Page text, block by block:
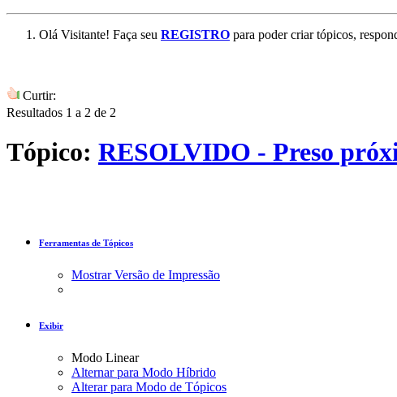
Olá Visitante! Faça seu REGISTRO para poder criar tópicos,
Curtir:
Resultados 1 a 2 de 2
Tópico: RESOLVIDO - Preso
Ferramentas de Tópicos
Mostrar Versão de Impressão
Exibir
Modo Linear
Alternar para Modo Híbrido
Alterar para Modo de Tópicos